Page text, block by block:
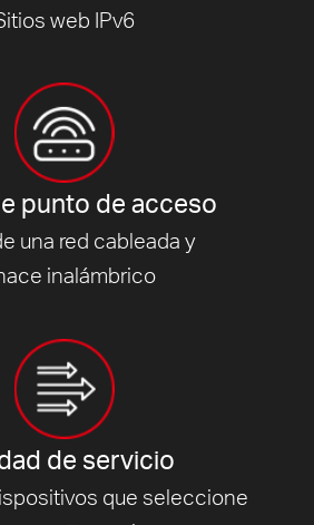
web IPv6
punto de acceso
una red cableada y
inalámbrico
de servicio
que seleccione